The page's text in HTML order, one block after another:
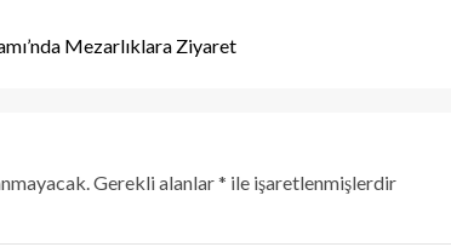
Mezarlıklara Ziyaret
Gerekli alanlar* ile işaretlenmişlerdir